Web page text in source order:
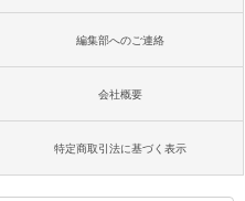
編集部へのご連絡
会社概要
特定商取引法に基づく表示